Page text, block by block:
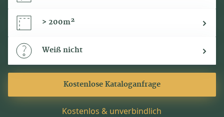
> 200m²
Weiß nicht
Kostenlose Kataloganfrage
Kostenlos & unverbindlich